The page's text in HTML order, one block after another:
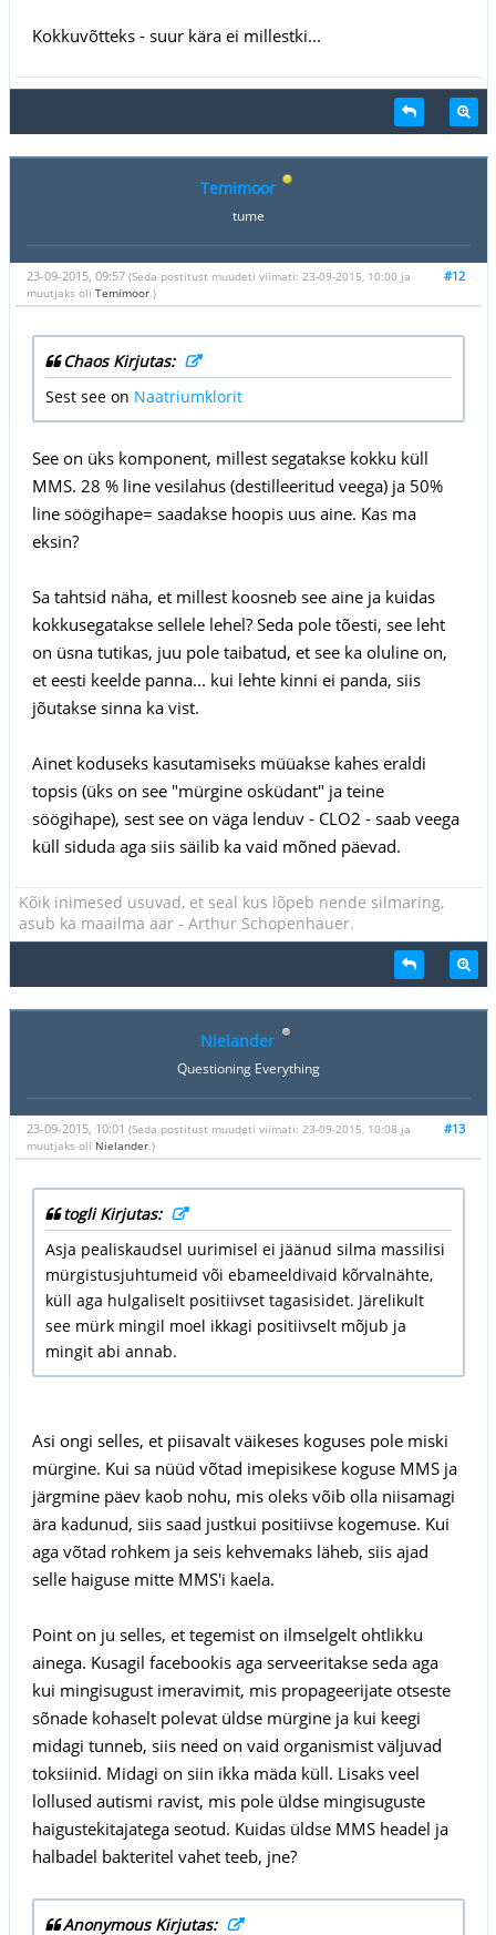
Kokkuvõtteks - suur kära ei millestki...
Temimoor
tume
#12
23-09-2015, 09:57 (Seda postitust muudeti viimati: 23-09-2015, 10:00 ja
muutjaks oli Temimoor.)
Chaos Kirjutas:
Sest see on Naatriumklorit
See on üks komponent, millest segatakse kokku küll
MMS. 28 % line vesilahus (destilleeritud veega) ja 50%
line söögihape= saadakse hoopis uus aine. Kas ma
eksin?
Sa tahtsid näha, et millest koosneb see aine ja kuidas
kokkusegatakse sellele lehel? Seda pole tõesti, see leht
on üsna tutikas, juu pole taibatud, et see ka oluline on,
et eesti keelde panna... kui lehte kinni ei panda, siis
jõutakse sinna ka vist.
Ainet koduseks kasutamiseks müüakse kahes eraldi
topsis (üks on see "mürgine osküdant" ja teine
söögihape), sest see on väga lenduv - CLO2 - saab veega
küll siduda aga siis säilib ka vaid mõned päevad.
Kõik inimesed usuvad, et seal kus lõpeb nende silmaring,
asub ka maailma äär - Arthur Schopenhauer.
Nielander
Questioning Everything
#13
23-09-2015, 10:01 (Seda postitust muudeti viimati: 23-09-2015, 10:08 ja
muutjaks oli Nielander.)
togli Kirjutas:
Asja pealiskaudsel uurimisel ei jäänud silma massilisi
mürgistusjuhtumeid või ebameeldivaid kõrvalnähte,
küll aga hulgaliselt positiivset tagasisidet. Järelikult
see mürk mingil moel ikkagi positiivselt mõjub ja
mingit abi annab.
Asi ongi selles, et piisavalt väikeses koguses pole miski
mürgine. Kui sa nüüd võtad imepisikese koguse MMS ja
järgmine päev kaob nohu, mis oleks võib olla niisamagi
ära kadunud, siis saad justkui positiivse kogemuse. Kui
aga võtad rohkem ja seis kehvemaks läheb, siis ajad
selle haiguse mitte MMS'i kaela.
Point on ju selles, et tegemist on ilmselgelt ohtlikku
ainega. Kusagil facebookis aga serveeritakse seda aga
kui mingisugust imeravimit, mis propageerijate otseste
sõnade kohaselt polevat üldse mürgine ja kui keegi
midagi tunneb, siis need on vaid organismist väljuvad
toksiinid. Midagi on siin ikka mäda küll. Lisaks veel
lollused autismi ravist, mis pole üldse mingisuguste
haigustekitajatega seotud. Kuidas üldse MMS headel ja
halbadel bakteritel vahet teeb, jne?
Anonymous Kirjutas: